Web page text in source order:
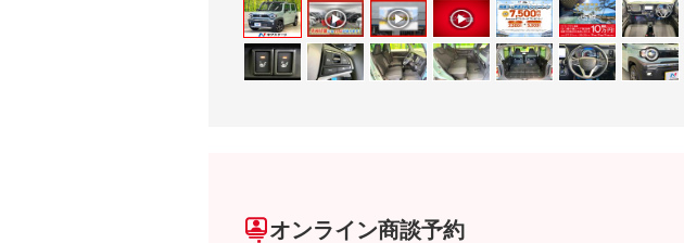
オンライン商談予約